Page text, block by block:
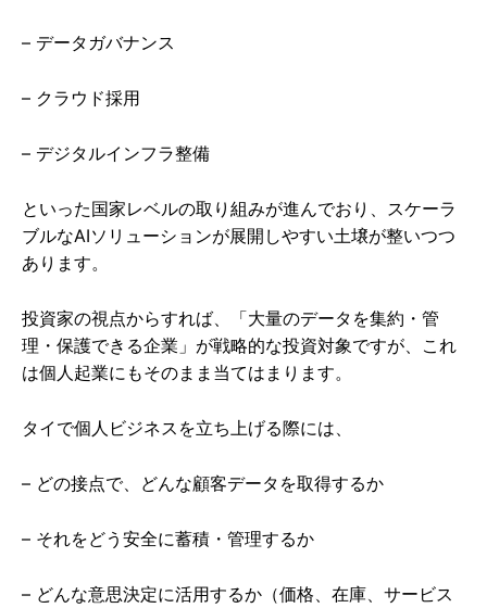
– データガバナンス
– クラウド採用
– デジタルインフラ整備
といった国家レベルの取り組みが進んでおり、スケーラ
ブルなAIソリューションが展開しやすい土壌が整いつつ
あります。
投資家の視点からすれば、「大量のデータを集約・管
理・保護できる企業」が戦略的な投資対象ですが、これ
は個人起業にもそのまま当てはまります。
タイで個人ビジネスを立ち上げる際には、
– どの接点で、どんな顧客データを取得するか
– それをどう安全に蓄積・管理するか
– どんな意思決定に活用するか（価格、在庫、サービス